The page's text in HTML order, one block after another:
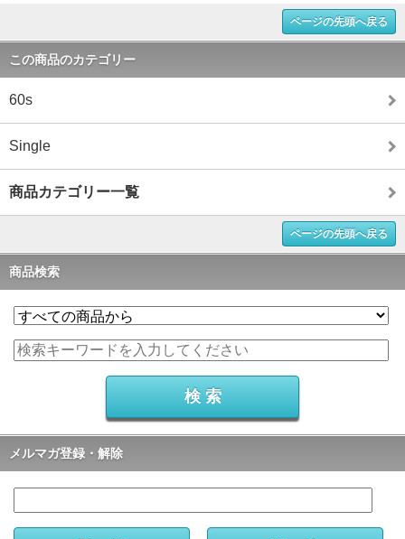
ページの先頭へ戻る
この商品のカテゴリー
60s
Single
商品カテゴリー一覧
ページの先頭へ戻る
商品検索
メルマガ登録・解除